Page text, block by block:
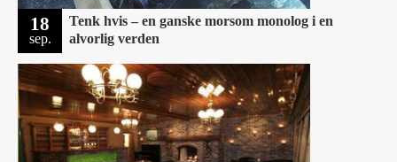
18
sep.
Tenk hvis – en ganske morsom monolog i en
alvorlig verden